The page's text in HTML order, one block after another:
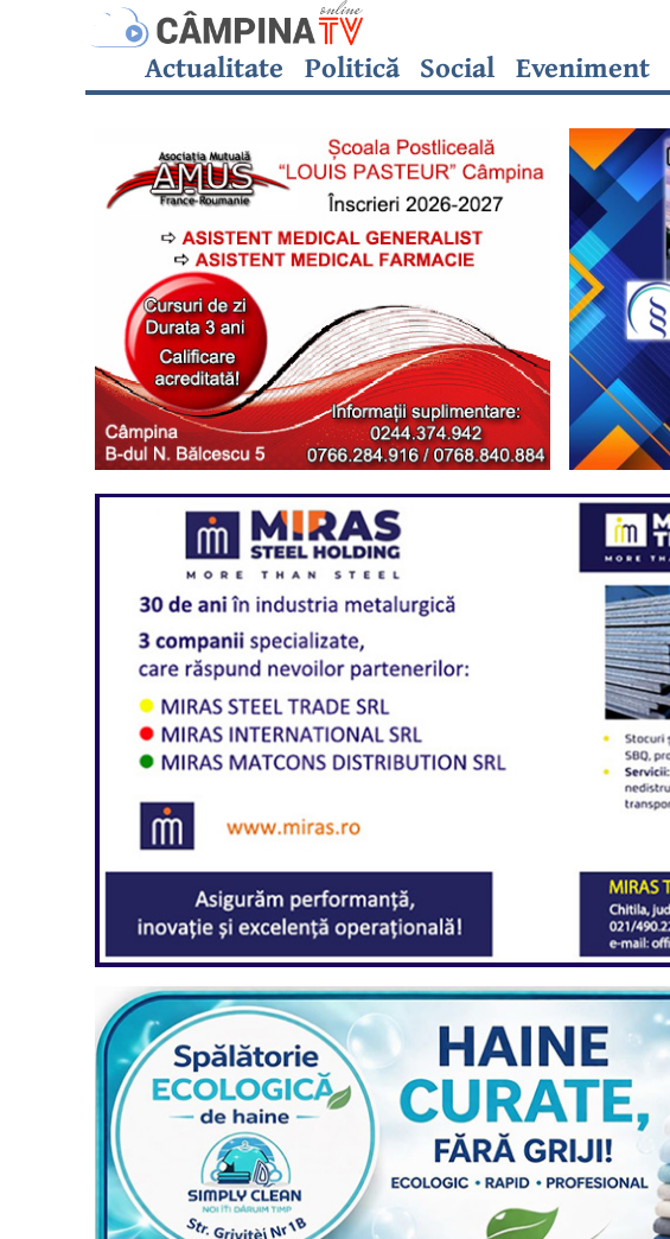
Actualitate Politică Social Eveniment